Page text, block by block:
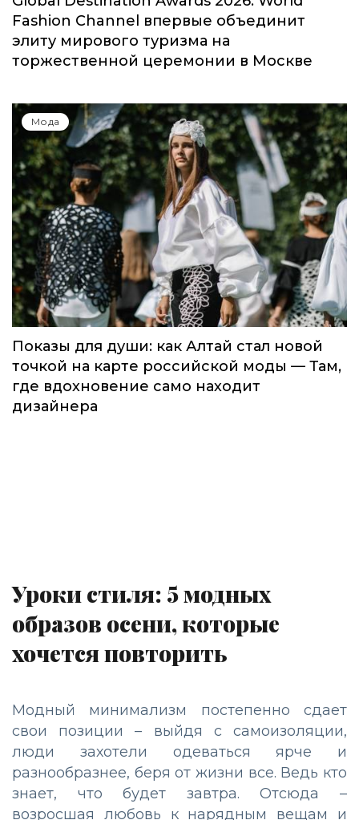
Fashion Channel впервые объединит
элиту мирового туризма на
торжественной церемонии в Москве
Мода
Показы для души: как Алтай стал новой
точкой на карте российской моды — Там,
где вдохновение само находит
дизайнера
Уроки стиля: 5 модных
образов осени, которые
хочется повторить
Модный минимализм постепенно сдает
свои позиции – выйдя с самоизоляции,
люди захотели одеваться ярче и
разнообразнее, беря от жизни все. Ведь кто
знает, что будет завтра. Отсюда –
возросшая любовь к нарядным вещам и